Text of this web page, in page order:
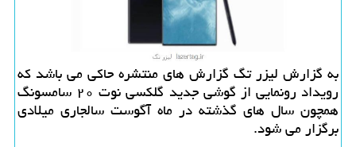
به گزارش لیزر تگ گزارش های منتشره حاكی می باشد كه
رویداد رونمایی از گوشی جدید گلكسی نوت ۲۰ سامسونگ
همچون سال های گذشته در ماه آگوست سالجاری میلادی
برگزار می شود.